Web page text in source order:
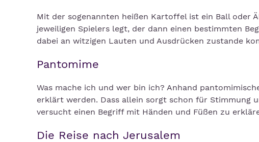
Mit der sogenannten heißen Kartoffel ist ein Ball oder
jeweiligen Spielers legt, der dann einen bestimmten
dabei an witzigen Lauten und Ausdrücken zustande
Pantomime
Was mache ich und wer bin ich? Anhand
erklärt werden. Dass allein sorgt schon für Stimmung
versucht einen Begriff mit Händen und Füßen zu
Die Reise nach Jerusalem